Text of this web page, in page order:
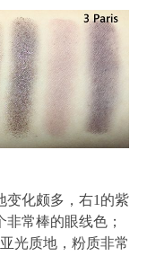
变化颇多，右1的紫
常棒的眼线色；
光质地，粉质非常